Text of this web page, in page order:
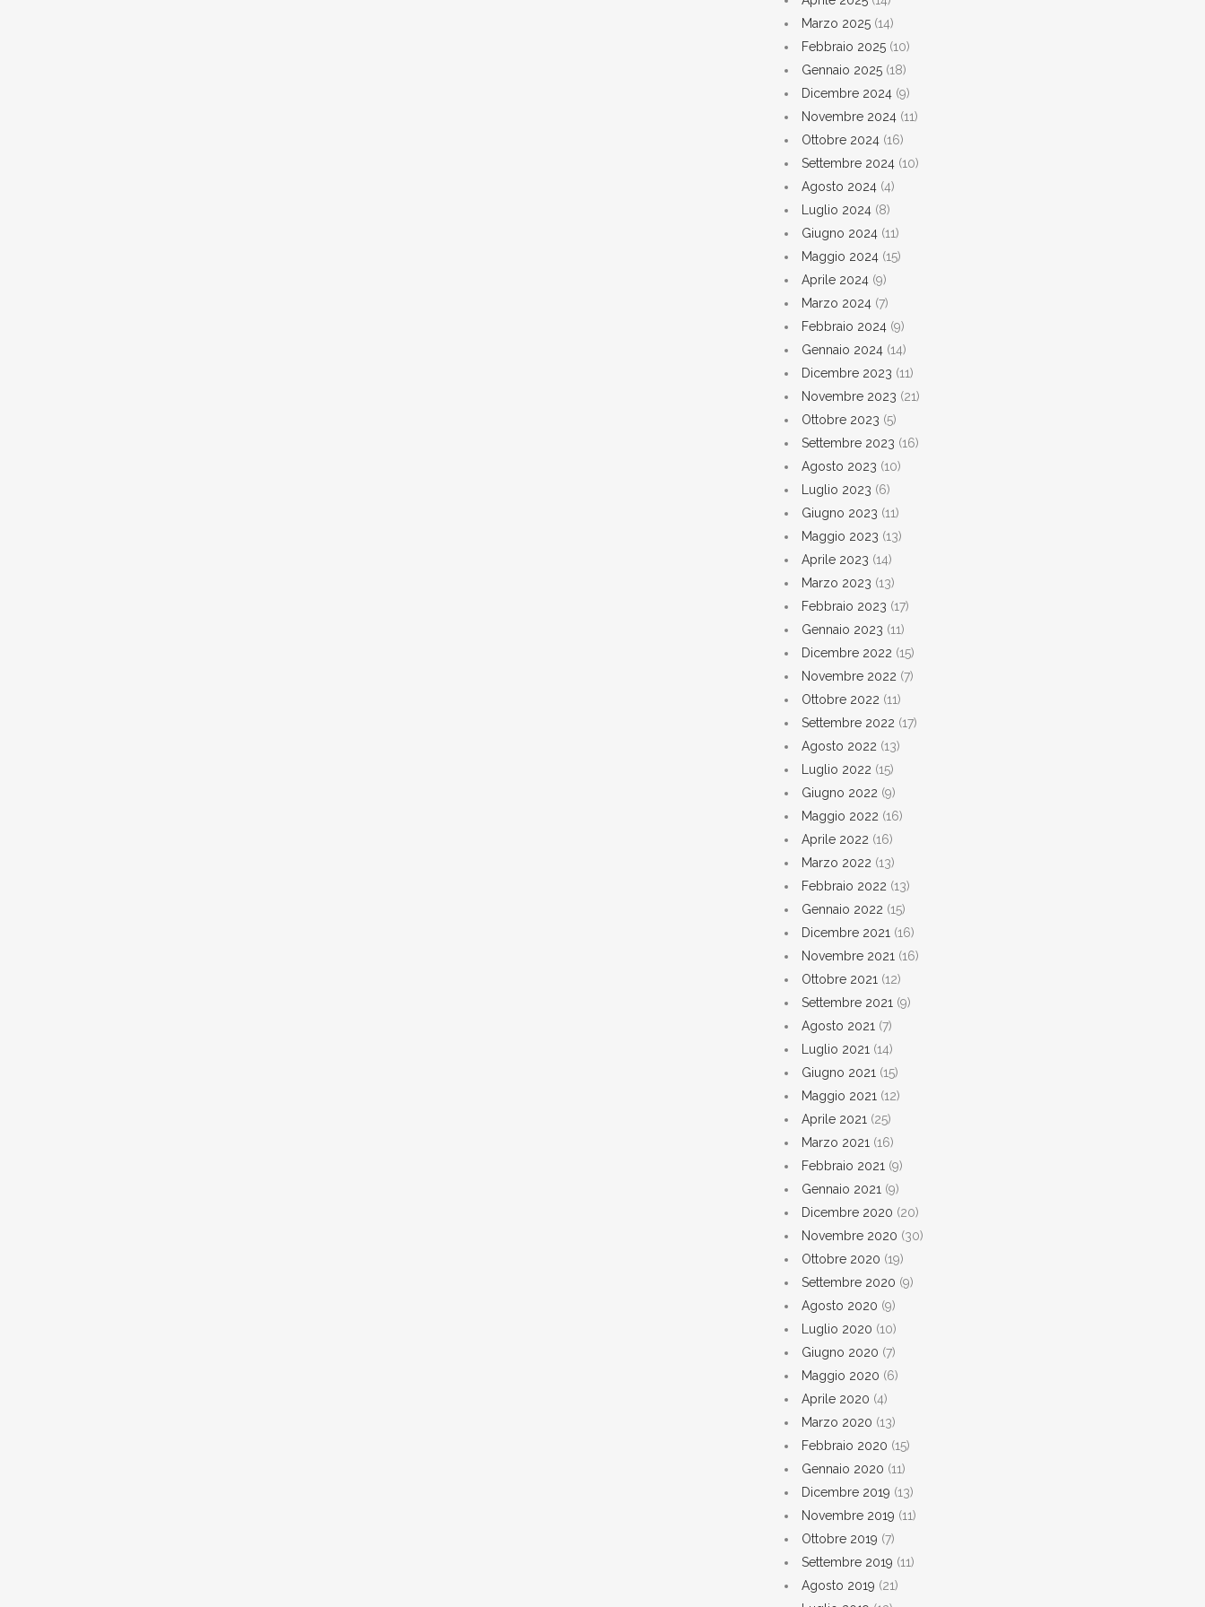
Marzo 2025 (14)
Febbraio 2025 (10)
Gennaio 2025 (18)
Dicembre 2024 (9)
Novembre 2024 (11)
Ottobre 2024 (16)
Settembre 2024 (10)
Agosto 2024 (4)
Luglio 2024 (8)
Giugno 2024 (11)
Maggio 2024 (15)
Aprile 2024 (9)
Marzo 2024 (7)
Febbraio 2024 (9)
Gennaio 2024 (14)
Dicembre 2023 (11)
Novembre 2023 (21)
Ottobre 2023 (5)
Settembre 2023 (16)
Agosto 2023 (10)
Luglio 2023 (6)
Giugno 2023 (11)
Maggio 2023 (13)
Aprile 2023 (14)
Marzo 2023 (13)
Febbraio 2023 (17)
Gennaio 2023 (11)
Dicembre 2022 (15)
Novembre 2022 (7)
Ottobre 2022 (11)
Settembre 2022 (17)
Agosto 2022 (13)
Luglio 2022 (15)
Giugno 2022 (9)
Maggio 2022 (16)
Aprile 2022 (16)
Marzo 2022 (13)
Febbraio 2022 (13)
Gennaio 2022 (15)
Dicembre 2021 (16)
Novembre 2021 (16)
Ottobre 2021 (12)
Settembre 2021 (9)
Agosto 2021 (7)
Luglio 2021 (14)
Giugno 2021 (15)
Maggio 2021 (12)
Aprile 2021 (25)
Marzo 2021 (16)
Febbraio 2021 (9)
Gennaio 2021 (9)
Dicembre 2020 (20)
Novembre 2020 (30)
Ottobre 2020 (19)
Settembre 2020 (9)
Agosto 2020 (9)
Luglio 2020 (10)
Giugno 2020 (7)
Maggio 2020 (6)
Aprile 2020 (4)
Marzo 2020 (13)
Febbraio 2020 (15)
Gennaio 2020 (11)
Dicembre 2019 (13)
Novembre 2019 (11)
Ottobre 2019 (7)
Settembre 2019 (11)
Agosto 2019 (21)